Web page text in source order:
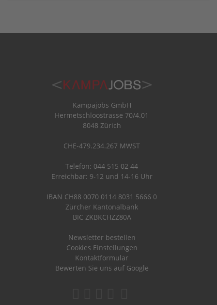
Kampajobs GmbH
Hermetschloostrasse 70/4.01
8048 Zürich
CHE-479.234.267 MWST
Telefon: 044 515 02 44
Erreichbar: 9-12 und 14-16 Uhr
IBAN CH88 0070 0114 8031 5666 0
Zürcher Kantonalbank
BIC ZKBKCHZZ80A
Newsletter bestellen
Cookies Einstellungen
Kontaktformular
Bewerten Sie uns auf Google